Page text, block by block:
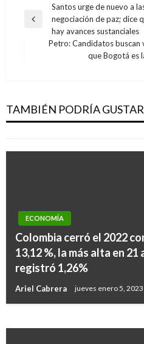
Navegación
de
entradas
Entrada
anterior
Santos urge de nuevo a
negociación de paz; dice
hay avances sustanciales
Petro: Candidatos buscan
que Bogotá es
TAMBIÉN PODRÍA
Colombia
Andres Felipe Gama jueves marzo
ECONOMÍA
Colombia cerró el 2022
13,12 %, la más alta en 21
registró 1,26%
Ariel Cabrera jueves enero 5, 2023
Cuba: Así es la Reforma
aprobada unánimemente